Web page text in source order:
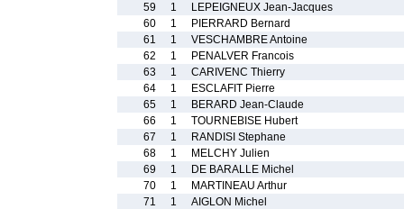
59
1
LEPEIGNEUX Jean-Jacques
60
1
PIERRARD Bernard
61
1
VESCHAMBRE Antoine
62
1
PENALVER Francois
63
1
CARIVENC Thierry
64
1
ESCLAFIT Pierre
65
1
BERARD Jean-Claude
66
1
TOURNEBISE Hubert
67
1
RANDISI Stephane
68
1
MELCHY Julien
69
1
DE BARALLE Michel
70
1
MARTINEAU Arthur
71
1
AIGLON Michel